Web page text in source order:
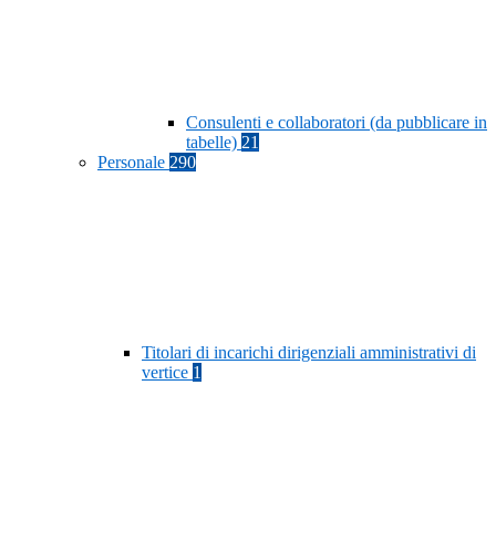
Consulenti e collaboratori (da pubblicare in
tabelle) 21
Personale 290
Titolari di incarichi dirigenziali amministrativi di
vertice 1